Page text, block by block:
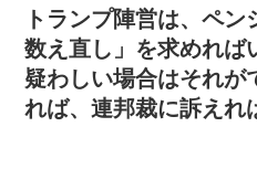
トランプ陣営は、ペ
数え直し」を求めれば
疑わしい場合はそれが
れば、連邦裁に訴えれ